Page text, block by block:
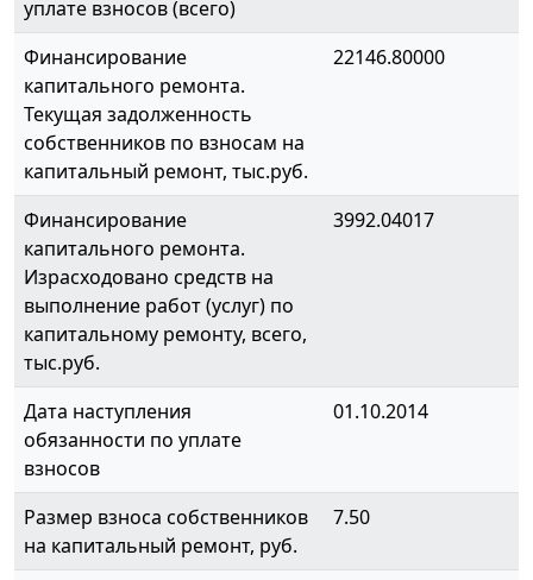
уплате взносов (всего)
Финансирование
капитального ремонта.
Текущая задолженность
собственников по взносам на
капитальный ремонт, тыс.руб.
22146.80000
Финансирование
капитального ремонта.
Израсходовано средств на
выполнение работ (услуг) по
капитальному ремонту, всего,
тыс.руб.
3992.04017
Дата наступления
обязанности по уплате
взносов
01.10.2014
Размер взноса собственников
на капитальный ремонт, руб.
7.50